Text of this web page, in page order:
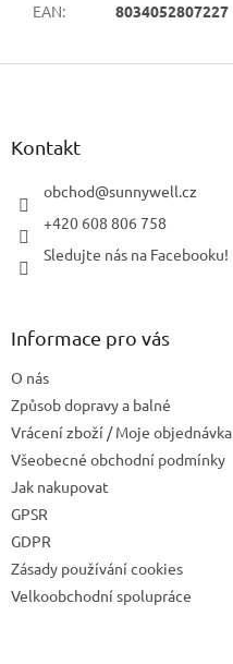
EAN: 8034052807227
Z
Kontakt
obchod@sunnywell.cz
+420 608 806 758
Sledujte nás na Facebooku!
Informace pro vás
O nás
Způsob dopravy a balné
Vrácení zboží / Moje objednávka
Všeobecné obchodní podmínky
Jak nakupovat
GPSR
GDPR
Zásady používání cookies
Velkoobchodní spolupráce